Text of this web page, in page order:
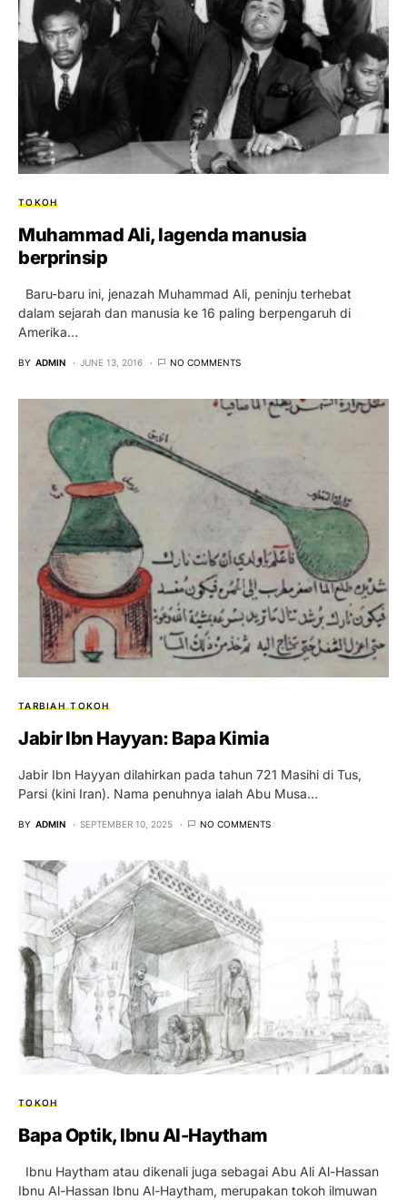
TOKOH
Muhammad Ali, lagenda manusia
berprinsip
Baru-baru ini, jenazah Muhammad Ali, peninju terhebat
dalam sejarah dan manusia ke 16 paling berpengaruh di
Amerika…
BY ADMIN JUNE 13, 2016 NO COMMENTS
TARBIAH TOKOH
Jabir Ibn Hayyan: Bapa Kimia
Jabir Ibn Hayyan dilahirkan pada tahun 721 Masihi di Tus,
Parsi (kini Iran). Nama penuhnya ialah Abu Musa…
BY ADMIN SEPTEMBER 10, 2025 NO COMMENTS
TOKOH
Bapa Optik, Ibnu Al-Haytham
Ibnu Haytham atau dikenali juga sebagai Abu Ali Al-Hassan
Ibnu Al-Hassan Ibnu Al-Haytham, merupakan tokoh ilmuwan